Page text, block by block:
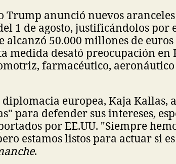
Trump anunció nuevos
1 de agosto, justificándolos
alcanzó 50.000 millones de euros
medida desató preocupación en
farmacéutico,
europea, Kaja Kallas,
para defender sus intereses,
por EE.UU. "Siempre
estamos listos para actuar si
.